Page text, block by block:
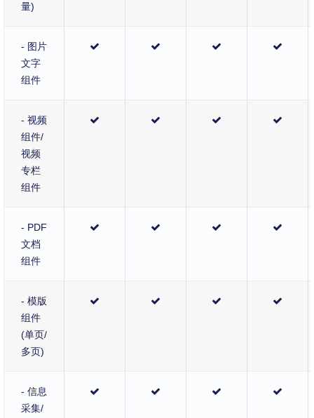
量)
- 图片
文字
组件
- 视频
组件/
视频
专栏
组件
- PDF
文档
组件
- 模版
组件
(单页/
多页)
- 信息
采集/